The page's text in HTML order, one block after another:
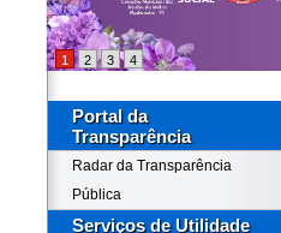
1 2 3 4
Portal da
Transparência
Radar da Transparência
Pública
Serviços de Utilidade